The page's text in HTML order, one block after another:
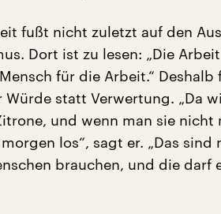
fußt nicht zuletzt auf den
Dort ist zu lesen: „Die
für die Arbeit.“
Würde statt Verwertung. „Da
und wenn man sie
los“, sagt er. „Das
brauchen, und die darf